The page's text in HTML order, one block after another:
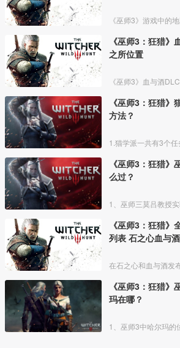
《巫师3：狂猎》
之所位置
《巫师3：狂猎》
方法？
《巫师3：狂猎
么过？
《巫师3：狂猎
列表 石之心血与
《巫师3：狂猎
玛在哪？